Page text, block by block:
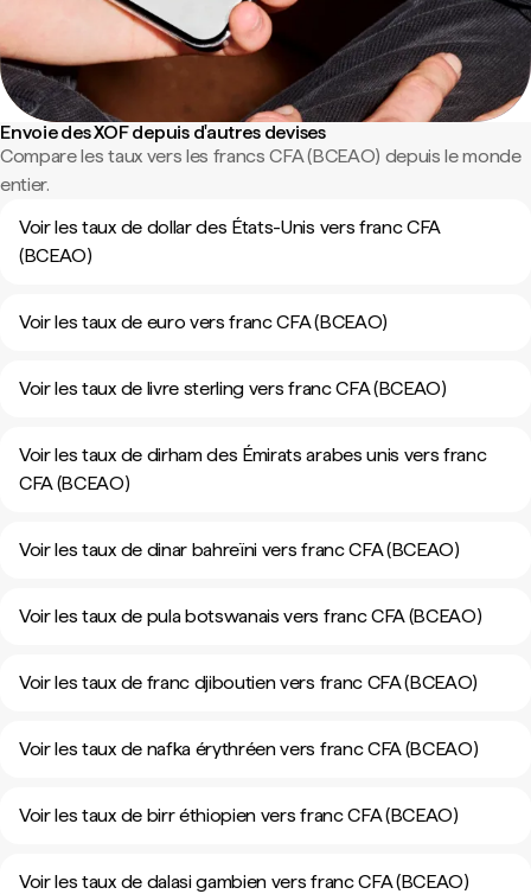
Envoie des XOF depuis d'autres devises
Compare les taux vers les francs CFA (BCEAO) depuis le monde
entier.
Voir les taux de dollar des États-Unis vers franc CFA
(BCEAO)
Voir les taux de euro vers franc CFA (BCEAO)
Voir les taux de livre sterling vers franc CFA (BCEAO)
Voir les taux de dirham des Émirats arabes unis vers franc
CFA (BCEAO)
Voir les taux de dinar bahreïni vers franc CFA (BCEAO)
Voir les taux de pula botswanais vers franc CFA (BCEAO)
Voir les taux de franc djiboutien vers franc CFA (BCEAO)
Voir les taux de nafka érythréen vers franc CFA (BCEAO)
Voir les taux de birr éthiopien vers franc CFA (BCEAO)
Voir les taux de dalasi gambien vers franc CFA (BCEAO)